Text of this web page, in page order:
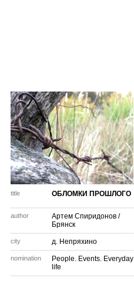
title ОБЛОМКИ ПРОШЛОГО
author Артем Спиридонов /
Брянск
city д. Непряхино
nomination
People. Events. Everyday
life